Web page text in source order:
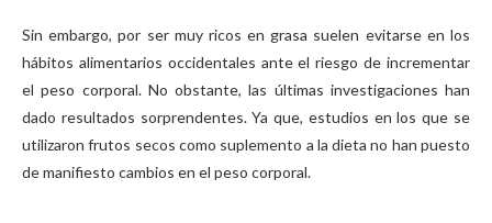
Sin embargo, por ser muy ricos en grasa suelen evitarse en los
hábitos alimentarios occidentales ante el riesgo de incrementar
el peso corporal. No obstante, las últimas investigaciones han
dado resultados sorprendentes. Ya que, estudios en los que se
utilizaron frutos secos como suplemento a la dieta no han puesto
de manifiesto cambios en el peso corporal.